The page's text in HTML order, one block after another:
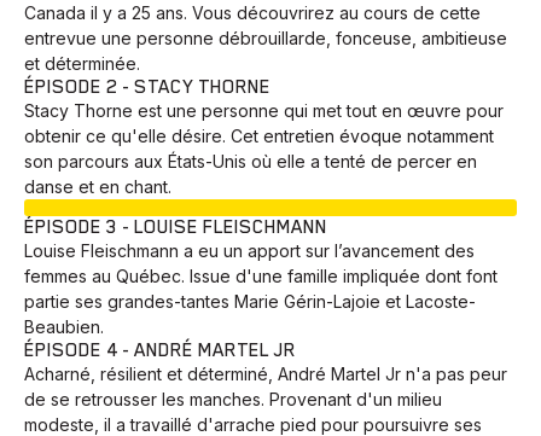
Canada il y a 25 ans. Vous découvrirez au cours de cette
entrevue une personne débrouillarde, fonceuse, ambitieuse
et déterminée.
ÉPISODE 2 - STACY THORNE
Stacy Thorne est une personne qui met tout en œuvre pour
obtenir ce qu'elle désire. Cet entretien évoque notamment
son parcours aux États-Unis où elle a tenté de percer en
danse et en chant.
ÉPISODE 3 - LOUISE FLEISCHMANN
Louise Fleischmann a eu un apport sur l’avancement des
femmes au Québec. Issue d'une famille impliquée dont font
partie ses grandes-tantes Marie Gérin-Lajoie et Lacoste-
Beaubien.
ÉPISODE 4 - ANDRÉ MARTEL JR
Acharné, résilient et déterminé, André Martel Jr n'a pas peur
de se retrousser les manches. Provenant d'un milieu
modeste, il a travaillé d'arrache pied pour poursuivre ses